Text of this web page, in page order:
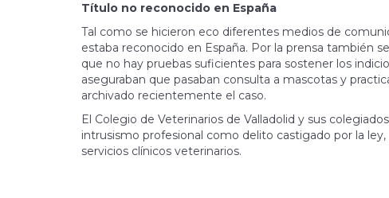
Título no reconocido en España
Tal como se hicieron eco diferentes medios de
estaba reconocido en España. Por la prensa también
que no hay pruebas suficientes para sostener los
aseguraban que pasaban consulta a mascotas y
archivado recientemente el caso.
El Colegio de Veterinarios de Valladolid y sus
intrusismo profesional como delito castigado por la
servicios clínicos veterinarios.